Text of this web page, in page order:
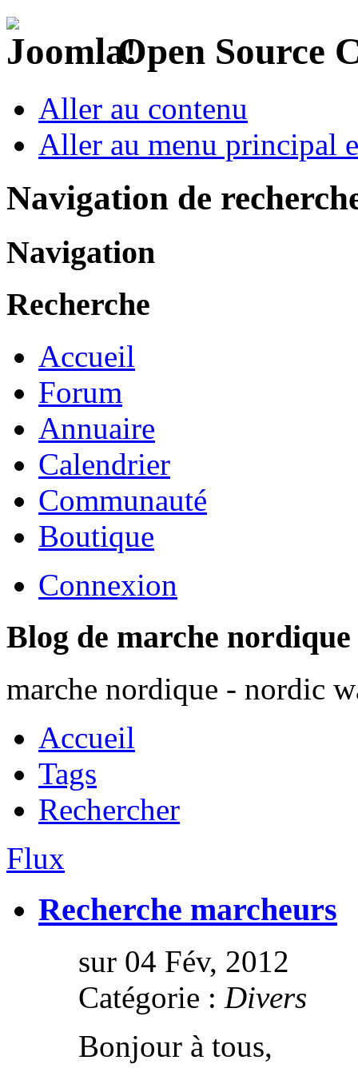
Open Source
Aller au contenu
Aller au menu principal
Navigation de
Navigation
Recherche
Accueil
Forum
Annuaire
Calendrier
Communauté
Boutique
Connexion
Blog de marche nordique
marche nordique - nordic
Accueil
Tags
Rechercher
Flux
Recherche marcheurs
sur 04 Fév, 2012
Catégorie : Divers
Bonjour à tous,